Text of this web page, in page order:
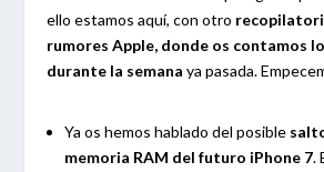
ello estamos aquí, con otro
rumores Apple, donde os contamos
durante la semana ya pasada.
Ya os hemos hablado del posible
memoria RAM del futuro iPhone 7.